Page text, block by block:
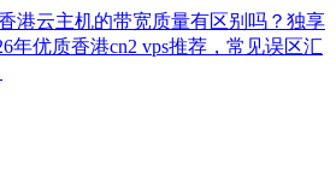
港云主机的带宽质量有区别吗？独享
年优质香港cn2 vps推荐，常见误区汇